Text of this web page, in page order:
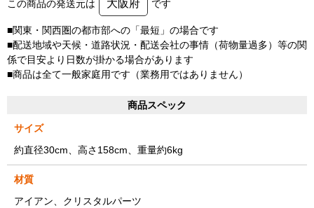
この商品の発送元は 大阪府 です
■関東・関西圏の都市部への「最短」の場合です
■配送地域や天候・道路状況・配送会社の事情（荷物量過多）等の関
係で目安より日数が掛かる場合があります
■商品は全て一般家庭用です（業務用ではありません）
商品スペック
サイズ
約直径30cm、高さ158cm、重量約6kg
材質
アイアン、クリスタルパーツ